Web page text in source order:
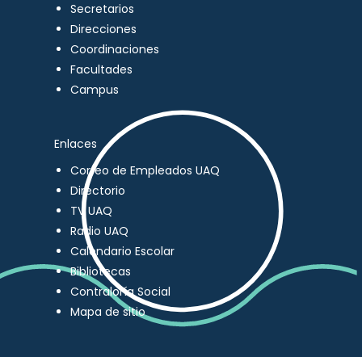
Secretarios
Direcciones
Coordinaciones
Facultades
Campus
Enlaces
Correo de Empleados UAQ
Directorio
TV UAQ
Radio UAQ
Calendario Escolar
Bibliotecas
Contraloría Social
Mapa de sitio